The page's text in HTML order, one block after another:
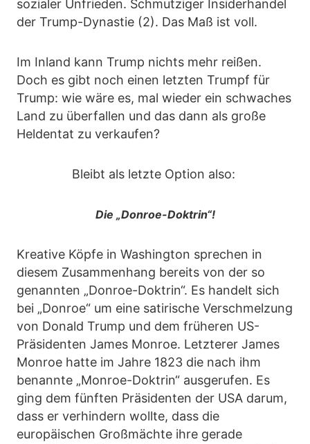
sozialer Unfrieden. Schmutziger Insiderhandel
der Trump-Dynastie (2). Das Maß ist voll.
Im Inland kann Trump nichts mehr reißen.
Doch es gibt noch einen letzten Trumpf für
Trump: wie wäre es, mal wieder ein schwaches
Land zu überfallen und das dann als große
Heldentat zu verkaufen?
Bleibt als letzte Option also:
Die „Donroe-Doktrin“!
Kreative Köpfe in Washington sprechen in
diesem Zusammenhang bereits von der so
genannten „Donroe-Doktrin“. Es handelt sich
bei „Donroe“ um eine satirische Verschmelzung
von Donald Trump und dem früheren US-
Präsidenten James Monroe. Letzterer James
Monroe hatte im Jahre 1823 die nach ihm
benannte „Monroe-Doktrin“ ausgerufen. Es
ging dem fünften Präsidenten der USA darum,
dass er verhindern wollte, dass die
europäischen Großmächte ihre gerade